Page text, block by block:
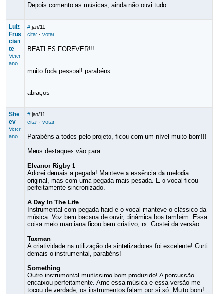
Depois comento as músicas, ainda não ouvi tudo.
Luiz
Frus
cian
te
Veter
ano
# jan/11
citar· votar
BEATLES FOREVER!!!
muito foda pessoal! parabéns
abraços
She
ev
Veter
ano
# jan/11
citar· votar
Parabéns a todos pelo projeto, ficou com um nível muito bom!!!
Meus destaques vão para:
Eleanor Rigby 1
Adorei demais a pegada! Manteve a essência da melodia
original, mas com uma pegada mais pesada. E o vocal ficou
perfeitamente sincronizado.
A Day In The Life
Instrumental com pegada hard e o vocal manteve o clássico da
música. Voz bem bacana de ouvir, dinâmica boa também. Essa
coisa meio marciana ficou bem criativo, rs. Gostei da versão.
Taxman
A criatividade na utilização de sintetizadores foi excelente! Curti
demais o instrumental, parabéns!
Something
Outro instrumental muitíssimo bem produzido! A percussão
encaixou perfeitamente. Amo essa música e essa versão me
tocou de verdade, os instrumentos falam por si só. Muito bom!